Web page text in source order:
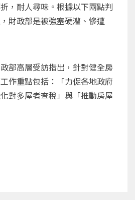
，耐人尋味。根據以下兩點判
財政部是被強塞硬灌、慘遭
部高層受訪指出，針對健全房
作重點包括：「力促各地政府
對多屋者查稅」與「推動房屋